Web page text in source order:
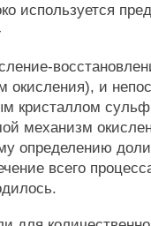
используется
и
кристаллом
механизм
определению доли
всего